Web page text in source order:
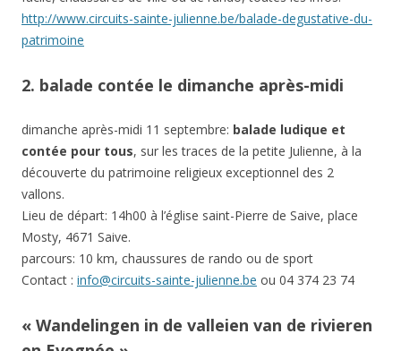
http://www.circuits-sainte-julienne.be/balade-degustative-du-
patrimoine
2. balade contée le dimanche après-midi
dimanche après-midi 11 septembre: balade ludique et
contée pour tous, sur les traces de la petite Julienne, à la
découverte du patrimoine religieux exceptionnel des 2
vallons.
Lieu de départ: 14h00 à l’église saint-Pierre de Saive, place
Mosty, 4671 Saive.
parcours: 10 km, chaussures de rando ou de sport
Contact : info@circuits-sainte-julienne.be ou 04 374 23 74
« Wandelingen in de valleien van de rivieren